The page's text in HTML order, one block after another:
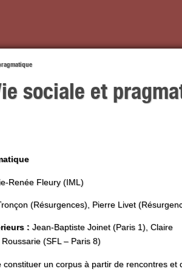
sociale et
Renée Fleury (IML)
(Résurgences), Pierre Livet
: Jean-Baptiste Joinet (Paris 1), Claire
(SFL – Paris 8)
constituer un corpus à partir de rencontres et